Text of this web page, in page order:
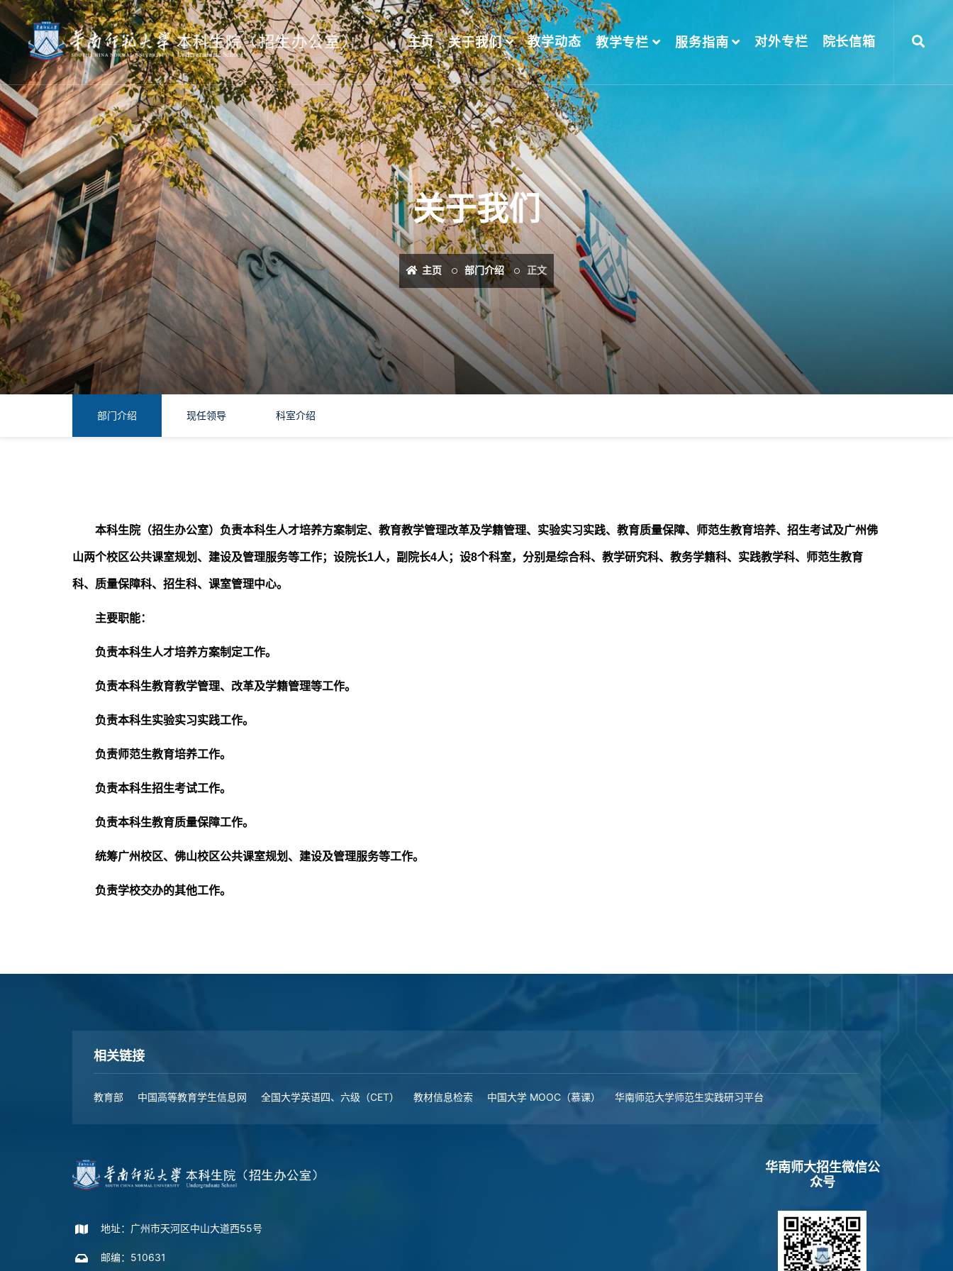
主页 关于我们 教学动态 教学专栏 服务指南 对外专栏 院长信箱
关于我们
主页 部门介绍 正文
部门介绍 现任领导 科室介绍
本科生院（招生办公室）负责本科生人才培养方案制定、教育教学管理改革及学籍管理、实验实习实践、教育质量保障、师范生教育培养、招生考试及广州佛
山两个校区公共课室规划、建设及管理服务等工作；设院长1人，副院长4人；设8个科室，分别是综合科、教学研究科、教务学籍科、实践教学科、师范生教育
科、质量保障科、招生科、课室管理中心。
主要职能：
负责本科生人才培养方案制定工作。
负责本科生教育教学管理、改革及学籍管理等工作。
负责本科生实验实习实践工作。
负责师范生教育培养工作。
负责本科生招生考试工作。
负责本科生教育质量保障工作。
统筹广州校区、佛山校区公共课室规划、建设及管理服务等工作。
负责学校交办的其他工作。
相关链接
教育部 中国高等教育学生信息网 全国大学英语四、六级（CET） 教材信息检索 中国大学 MOOC（慕课） 华南师范大学师范生实践研习平台
地址：广州市天河区中山大道西55号
邮编：510631
华南师大招生微信公
众号